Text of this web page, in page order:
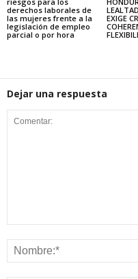
derechos laborales de
las mujeres frente a la
legislación de empleo
parcial o por hora
EXIGE
Dejar una respuesta